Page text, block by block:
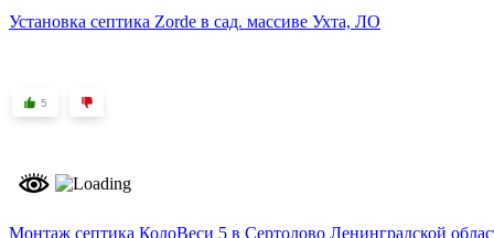
Установка септика Zorde в сад. массиве Ухта, ЛО
5
Монтаж септика КолоВеси 5 в Сертолово Ленинградской